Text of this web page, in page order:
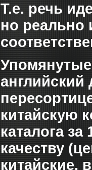
Т.е. речь
но реально
английский
китайскую
каталога
качеству
китайские,